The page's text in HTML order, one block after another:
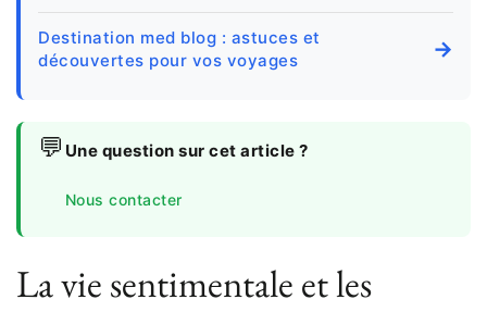
Destination med blog : astuces et
découvertes pour vos voyages
→
💬 Une question sur cet article ?
Nous contacter
La vie sentimentale et les